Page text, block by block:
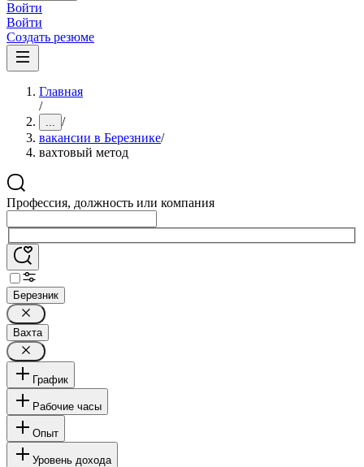
Войти
Войти
Создать резюме
Главная
/
... /
вакансии в Березнике/
вахтовый метод
Профессия, должность или компания
Березник
Вахта
График
Рабочие часы
Опыт
Уровень дохода